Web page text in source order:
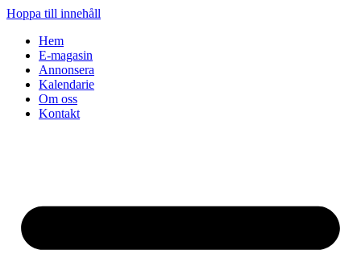
Hoppa till innehåll
Hem
E-magasin
Annonsera
Kalendarie
Om oss
Kontakt